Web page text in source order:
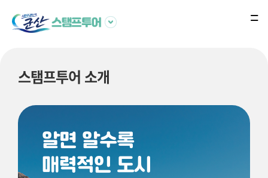
스탬프투어 소개
알면 알수록
매력적인 도시